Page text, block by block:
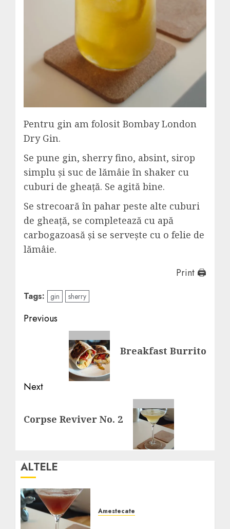
Pentru gin am folosit Bombay London
Dry Gin.
Se pune gin, sherry fino, absint, sirop
simplu și suc de lămâie în shaker cu
cuburi de gheață. Se agită bine.
Se strecoară în pahar peste alte cuburi
de gheață, se completează cu apă
carbogazoasă și se servește cu o felie de
lămâie.
Print 🖨
Tags: gin sherry
Post
navigation
Previous
Breakfast Burrito
Next
post:
Corpse Reviver No. 2
ALTELE
Amestecate